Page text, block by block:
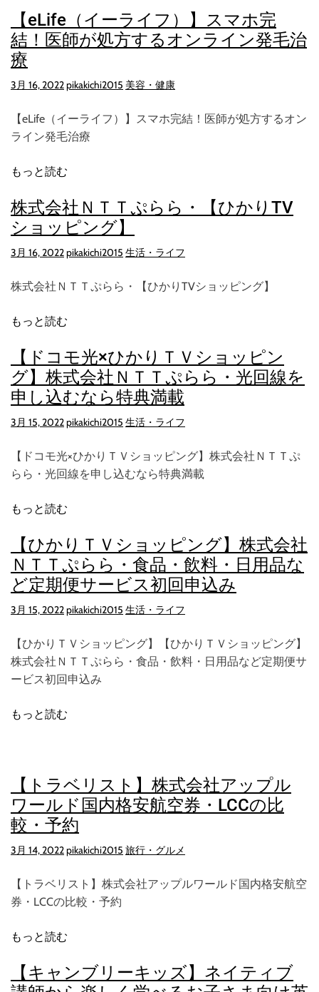
【eLife（イーライフ）】スマホ完
結！医師が処方するオンライン発毛治
療
3月 16, 2022pikakichi2015 美容・健康
【eLife（イーライフ）】スマホ完結！医師が処方するオン
ライン発毛治療
もっと読む
株式会社ＮＴＴぷらら・【ひかりTV
ショッピング】
3月 16, 2022pikakichi2015 生活・ライフ
株式会社ＮＴＴぷらら・【ひかりTVショッピング】
もっと読む
【ドコモ光×ひかりＴＶショッピン
グ】株式会社ＮＴＴぷらら・光回線を
申し込むなら特典満載
3月 15, 2022pikakichi2015 生活・ライフ
【ドコモ光×ひかりＴＶショッピング】株式会社ＮＴＴぷ
らら・光回線を申し込むなら特典満載
もっと読む
【ひかりＴＶショッピング】株式会社
ＮＴＴぷらら・食品・飲料・日用品な
ど定期便サービス初回申込み
3月 15, 2022pikakichi2015 生活・ライフ
【ひかりＴＶショッピング】【ひかりＴＶショッピング】
株式会社ＮＴＴぷらら・食品・飲料・日用品など定期便サ
ービス初回申込み
もっと読む
【トラベリスト】株式会社アップル
ワールド国内格安航空券・LCCの比
較・予約
3月 14, 2022pikakichi2015 旅行・グルメ
【トラベリスト】株式会社アップルワールド国内格安航空
券・LCCの比較・予約
もっと読む
【キャンブリーキッズ】ネイティブ